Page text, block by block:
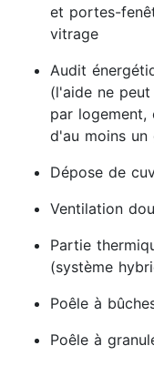
et portes-
vitrage
Audit
(l'aide ne
par logement,
d'au moins un
Dépose de
Ventilation
Partie
(système
Poêle à
Poêle à